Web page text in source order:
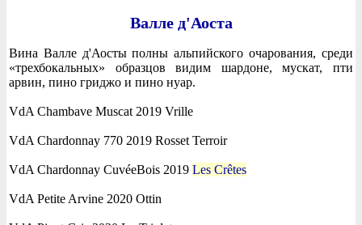
Валле д'Аоста
Вина Валле д'Аосты полны альпийского очарования, среди
«трехбокальных» образцов видим шардоне, мускат, пти
арвин, пино гриджо и пино нуар.
VdA Chambave Muscat 2019 Vrille
VdA Chardonnay 770 2019 Rosset Terroir
VdA Chardonnay CuvéeBois 2019 Les Crêtes
VdA Petite Arvine 2020 Ottin